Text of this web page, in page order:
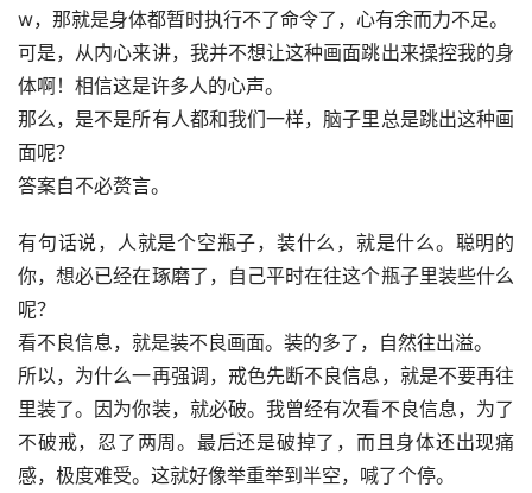
w，那就是身体都暂时执行不了命令了，心有余而力不足。
可是，从内心来讲，我并不想让这种画面跳出来操控我的身
体啊！相信这是许多人的心声。
那么，是不是所有人都和我们一样，脑子里总是跳出这种画
面呢？
答案自不必赘言。
有句话说，人就是个空瓶子，装什么，就是什么。聪明的
你，想必已经在琢磨了，自己平时在往这个瓶子里装些什么
呢？
看不良信息，就是装不良画面。装的多了，自然往出溢。
所以，为什么一再强调，戒色先断不良信息，就是不要再往
里装了。因为你装，就必破。我曾经有次看不良信息，为了
不破戒，忍了两周。最后还是破掉了，而且身体还出现痛
感，极度难受。这就好像举重举到半空，喊了个停。